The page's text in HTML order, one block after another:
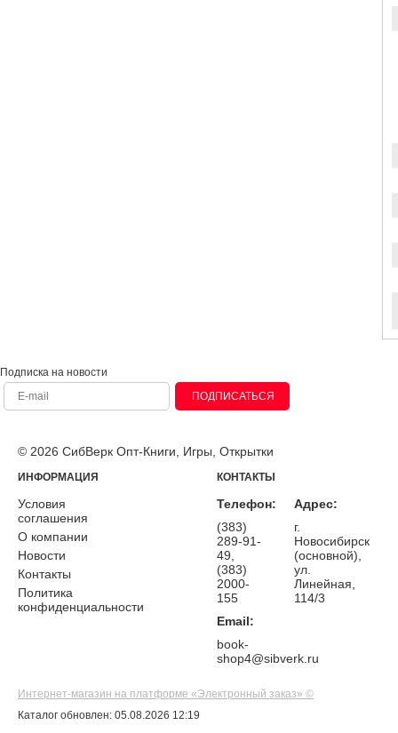
Подписка на новости
ПОДПИСАТЬСЯ
© 2026 СибВерк Опт-Книги, Игры, Открытки
ИНФОРМАЦИЯ
Условия
соглашения
О компании
Новости
Контакты
Политика
конфиденциальности
КОНТАКТЫ
Телефон:
(383)
289-91-
49,
(383)
2000-
155
Email:
book-
shop4@sibverk.ru
Адрес:
г.
Новосибирск
(основной),
ул.
Линейная,
114/3
Интернет-магазин на платформе «Электронный заказ» ©
Каталог обновлен: 05.08.2026 12:19